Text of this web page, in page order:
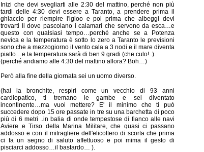
Inizi che devi svegliarti alle 2:30 del mattino, perché non più
tardi delle 4:30 devi essere a Taranto, a prendere prima il
ghiaccio per riempire l'igloo e poi prima che albeggi devi
trovarti li dove pascolano i calamari che servono da esca…e
questo con qualsiasi tempo…perché anche se a Potenza
nevica e la temperatura è sotto lo zero a Taranto le previsioni
sono che a mezzogiorno il vento cala a 3 nodi e il mare diventa
piatto…e la temperatura sarà di ben 9 gradi (che culo!..).
(perché andiamo alle 4:30 del mattino allora? Boh…)
Però alla fine della giornata sei un uomo diverso.
(hai la bronchite, respiri come un vecchio di 93 anni
cardiopatico, ti tremano le gambe e sei diventato
incontinente…ma vuoi mettere? E' il minimo che ti può
succedere dopo 15 ore passate in tre su una barchetta di poco
più di 6 metri ..in balia di onde tempestose di fianco alle navi
Aviere e Tirso della Marina Militare, che quasi ci passano
addosso e con il mitragliere dell'elicottero di scorta che prima
ci fa un segno di saluto affettuoso e poi mima il gesto di
pisciarci addosso…il bastardo… ).